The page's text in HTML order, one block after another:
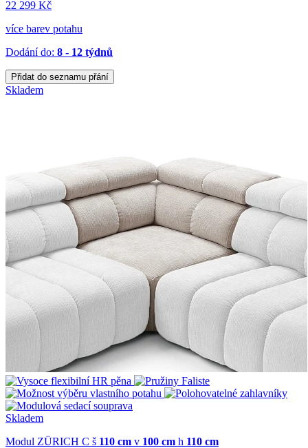
22 299 Kč
více barev potahu
Dodání do: 8 - 12 týdnů
Přidat do seznamu přání
Skladem
Skladem
Modul ZÜRICH C š 110 cm v 100 cm h 110 cm